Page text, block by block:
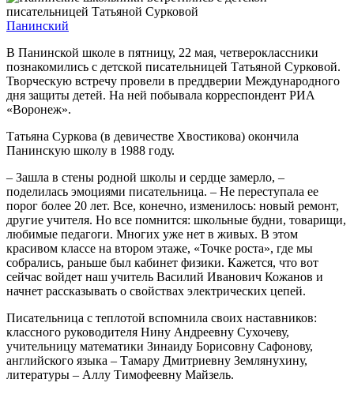
Панинский
В Панинской школе в пятницу, 22 мая, четвероклассники
познакомились с детской писательницей Татьяной Сурковой.
Творческую встречу провели в преддверии Международного
дня защиты детей. На ней побывала корреспондент РИА
«Воронеж».
Татьяна Суркова (в девичестве Хвостикова) окончила
Панинскую школу в 1988 году.
– Зашла в стены родной школы и сердце замерло, –
поделилась эмоциями писательница. – Не переступала ее
порог более 20 лет. Все, конечно, изменилось: новый ремонт,
другие учителя. Но все помнится: школьные будни, товарищи,
любимые педагоги. Многих уже нет в живых. В этом
красивом классе на втором этаже, «Точке роста», где мы
собрались, раньше был кабинет физики. Кажется, что вот
сейчас войдет наш учитель Василий Иванович Кожанов и
начнет рассказывать о свойствах электрических цепей.
Писательница с теплотой вспомнила своих наставников:
классного руководителя Нину Андреевну Сухочеву,
учительницу математики Зинаиду Борисовну Сафонову,
английского языка – Тамару Дмитриевну Землянухину,
литературы – Аллу Тимофеевну Майзель.